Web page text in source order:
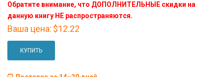
Обратите внимание, что ДОПОЛНИТЕЛЬНЫЕ скидки на
данную книгу НЕ распространяются.
Ваша цена: $12.22
КУПИТЬ